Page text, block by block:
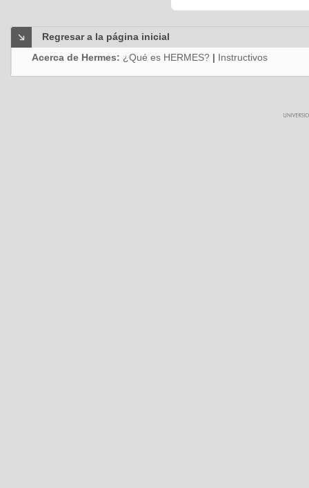
Regresar a la página inicial
Acerca de Hermes: ¿Qué es HERMES? | Instructivos